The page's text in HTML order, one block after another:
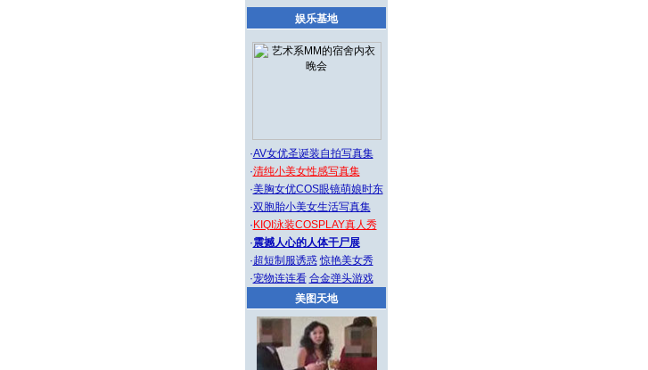
娱乐基地
·AV女优圣诞装自拍写真集
·清纯小美女性感写真集
·美胸女优COS眼镜萌娘时东
·双胞胎小美女生活写真集
· KIQI泳装COSPLAY真人秀
·震撼人心的人体干尸展
·超短制服诱惑 惊艳美女秀
·宠物连连看 合金弹头游戏
美图天地